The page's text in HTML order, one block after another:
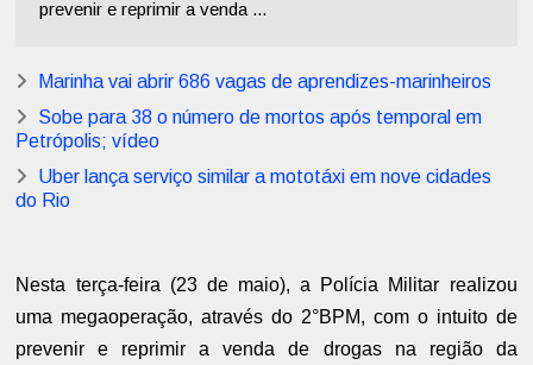
prevenir e reprimir a venda ...
Marinha vai abrir 686 vagas de aprendizes-marinheiros
Sobe para 38 o número de mortos após temporal em
Petrópolis; vídeo
Uber lança serviço similar a mototáxi em nove cidades
do Rio
Nesta terça-feira (23 de maio), a Polícia Militar realizou
uma megaoperação, através do 2°BPM, com o intuito de
prevenir e reprimir a venda de drogas na região da